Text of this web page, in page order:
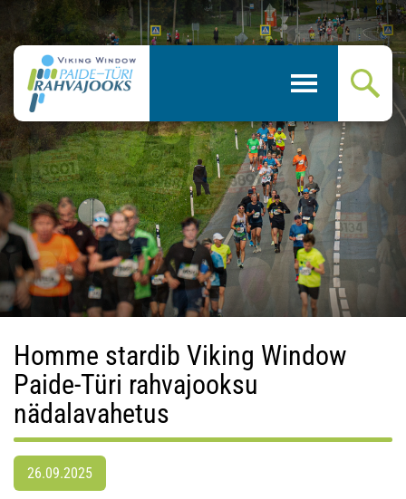
Homme stardib Viking Window
Paide-Türi rahvajooksu
nädalavahetus
26.09.2025